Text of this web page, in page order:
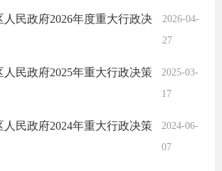
民政府2026年度重大行政决
2026-04-
27
民政府2025年重大行政决策
2025-03-
17
民政府2024年重大行政决策
2024-06-
07